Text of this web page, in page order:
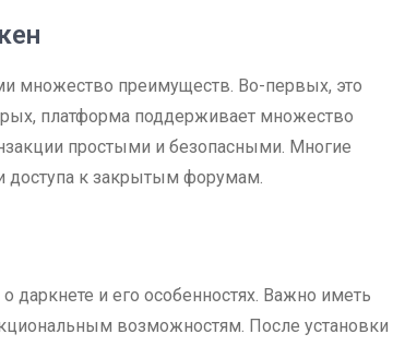
множество преимуществ. Во-первых, это
платформа поддерживает множество
простыми и безопасными. Многие
доступа к закрытым форумам.
даркнете и его особенностях. Важно иметь
возможностям. После установки